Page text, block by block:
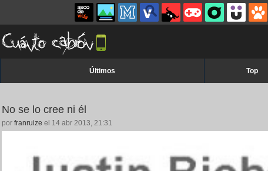
Últimos Top
No se lo cree ni él
por franruize el 14 abr 2013, 21:31